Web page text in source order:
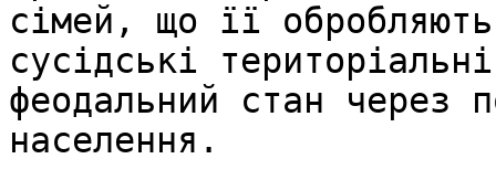
сімей, що її
сусідські
феодальний стан через
населення.